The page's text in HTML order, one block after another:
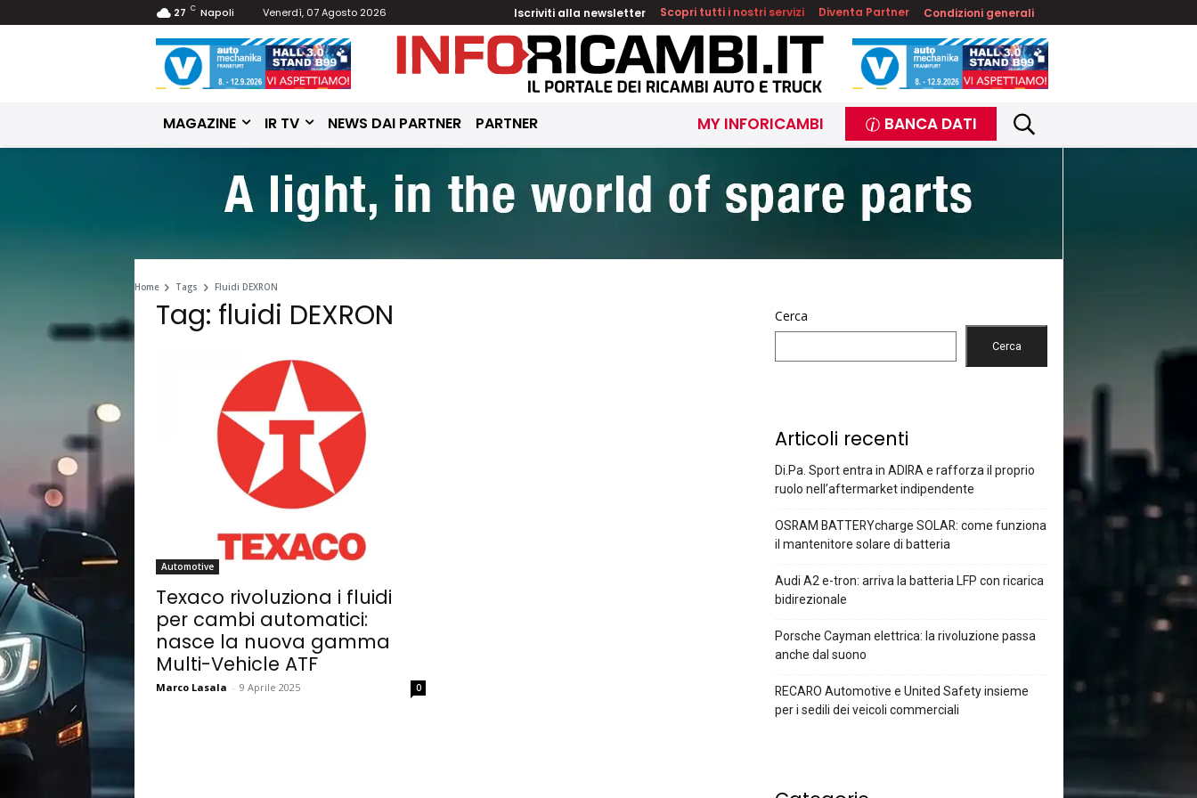
27 C Napoli Venerdì, 07 Agosto 2026 Iscriviti alla newsletter Scopri tutti i nostri servizi Diventa Partner Condizioni generali
MAGAZINE IR TV NEWS DAI PARTNER PARTNER MY INFORICAMBI BANCA DATI
Home Tags Fluidi DEXRON
Tag: fluidi DEXRON
Automotive
Texaco rivoluziona i fluidi
per cambi automatici:
nasce la nuova gamma
Multi-Vehicle ATF
Marco Lasala - 9 Aprile 2025 0
Cerca
Cerca
Articoli recenti
Di.Pa. Sport entra in ADIRA e rafforza il proprio
ruolo nell’aftermarket indipendente
OSRAM BATTERYcharge SOLAR: come funziona
il mantenitore solare di batteria
Audi A2 e-tron: arriva la batteria LFP con ricarica
bidirezionale
Porsche Cayman elettrica: la rivoluzione passa
anche dal suono
RECARO Automotive e United Safety insieme
per i sedili dei veicoli commerciali